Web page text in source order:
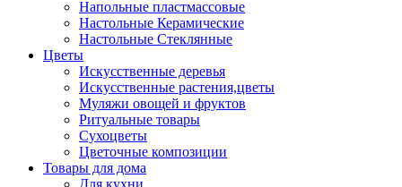
Напольные пластмассовые
Настольные Керамические
Настольные Стеклянные
Цветы
Искусственные деревья
Искусственные растения,цветы
Муляжи овощей и фруктов
Ритуальные товары
Сухоцветы
Цветочные композиции
Товары для дома
Для кухни